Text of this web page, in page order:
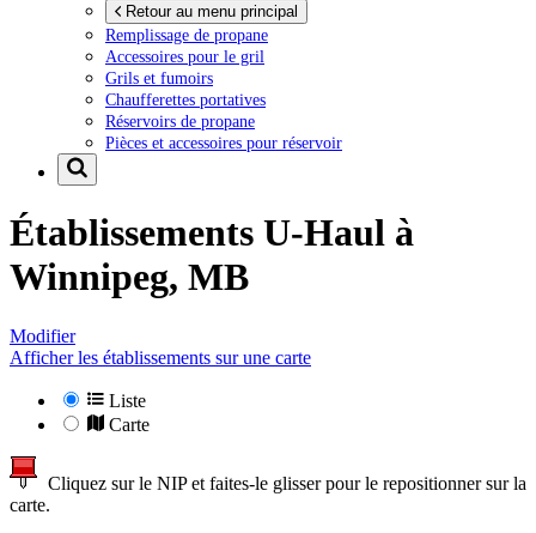
Retour au menu principal
Remplissage de propane
Accessoires pour le gril
Grils et fumoirs
Chaufferettes portatives
Réservoirs de propane
Pièces et accessoires pour réservoir
Établissements U-Haul à
Winnipeg, MB
Modifier
Afficher les établissements sur une carte
Liste
Carte
Cliquez sur le NIP et faites-le glisser pour le repositionner sur la
carte.